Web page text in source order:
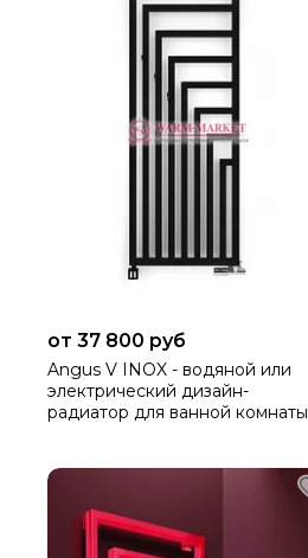
от 37 800 руб
Angus V INOX - водяной или
электрический дизайн-
радиатор для ванной комнаты